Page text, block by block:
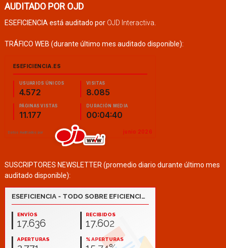
AUDITADO POR OJD
ESEFICIENCIA está auditado por OJD Interactiva
TRÁFICO WEB (durante último mes auditado disponible):
SUSCRIPTORES NEWSLETTER (promedio diario durante último mes
auditado disponible):